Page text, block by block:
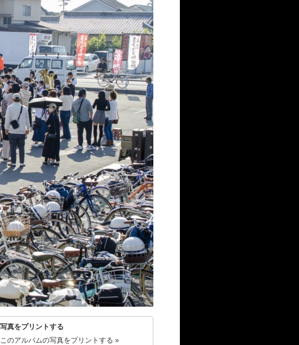
写真をプリントする
このアルバムの写真をプリントする »